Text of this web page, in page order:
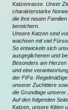
Katzenrasse. Unser
charakterstarke
die ihre neuen
bereichern.
Unsere Katzen sind
wachsen mit viel
So entwickeln sich
ausgeglichenen und
Besonders am
und eine
der FIFe.
unserer Zuchttiere
die Grundlage unserer
Auf den folgenden
Katzen, unsere Kitten